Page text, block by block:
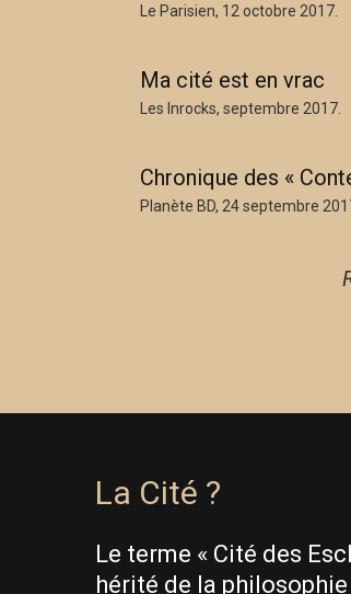
Le Parisien, 12 octobre 2017.
Ma cité est en vrac
Les Inrocks, septembre 2017.
Chronique des «
Planète BD, 24 septembre
La Cité ?
Le terme « Cité des
hérité de la